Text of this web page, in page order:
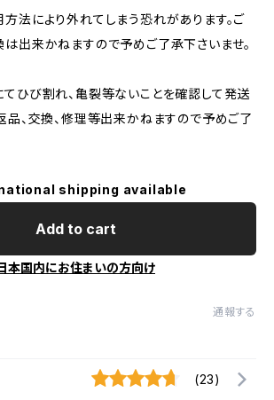
法により外れてしまう恐れがあります。ご
出来かねますので予めご了承下さいませ。
てひび割れ、亀裂等ないことを確認して発送
品、交換、修理等出来かねますので予めご了
shipping available
Add to cart
本国内にお住まいの方向け
通報する
(23)